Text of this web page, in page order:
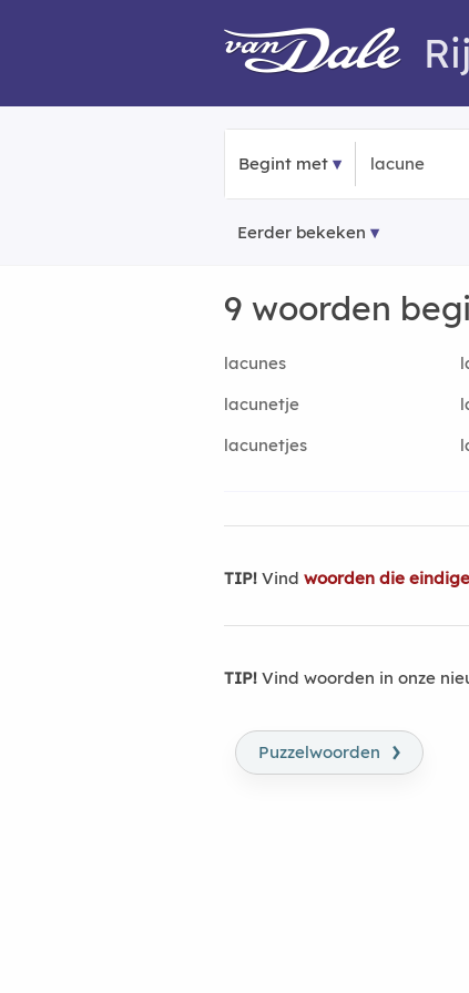
Begint met
Eerder bekeken
9 woorden
lacunes
lacunetje
lacunetjes
TIP! Vind woorden die
TIP! Vind woorden in onze
Puzzelwoorden ›